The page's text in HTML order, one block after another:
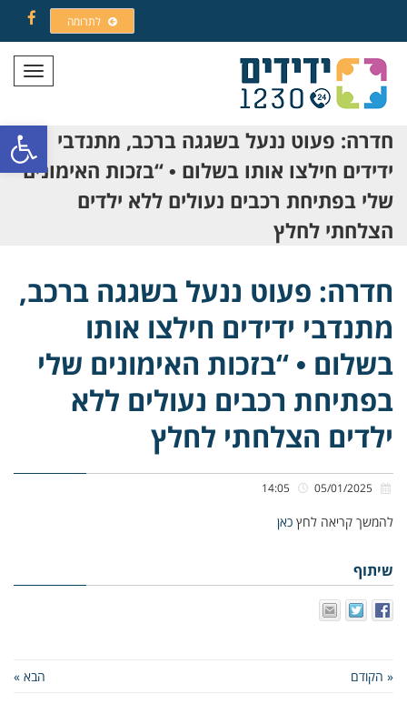
פתח
לתרומה
תפריט
חדרה: פעוט ננעל בשגגה ברכב, מתנדבי
ידידים חילצו אותו בשלום • “בזכות האימונים
שלי בפתיחת רכבים נעולים ללא ילדים
הצלחתי לחלץ
חדרה: פעוט ננעל בשגגה ברכב,
מתנדבי ידידים חילצו אותו
בשלום • “בזכות האימונים שלי
בפתיחת רכבים נעולים ללא
ילדים הצלחתי לחלץ
להמשך קריאה לחץ כאן
שיתוף
« הקודם הבא »